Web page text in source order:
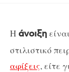
Η άνοιξη
στιλιστικό
αφίξεις, είτε